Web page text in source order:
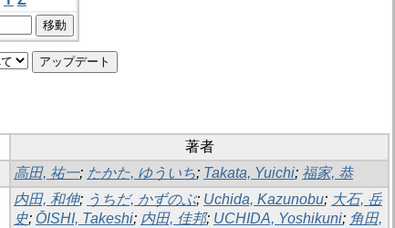
著者
高田, 祐一; たかた, ゆういち; Takata, Yuichi; 福家, 恭
内田, 和伸; うちだ, かずのぶ; Uchida, Kazunobu; 大石, 岳
史; ŌISHI, Takeshi; 内田, 佳邦; UCHIDA, Yoshikuni; 角田,